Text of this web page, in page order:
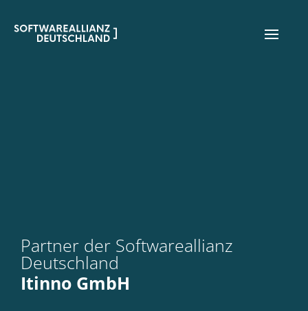
Partner der Softwareallianz
Deutschland
Itinno GmbH